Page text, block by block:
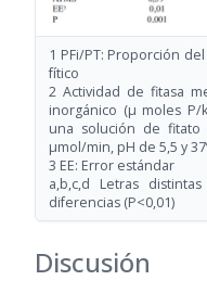
1 PFi/PT: Proporción
fítico
2 Actividad de fitasa
inorgánico (μ moles
una solución de
μmol/min, pH de 5,5 y
3 EE: Error estándar
a,b,c,d Letras
diferencias (P<0,01)
Discusión